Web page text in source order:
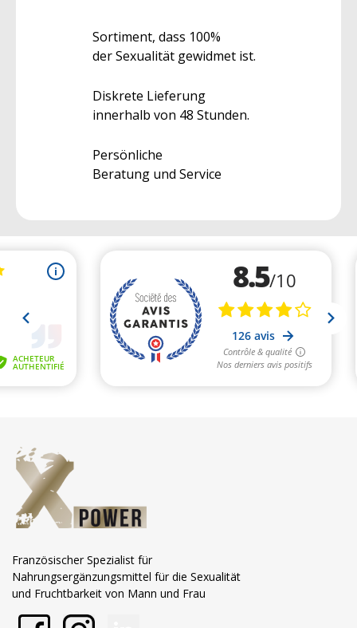
Sortiment, dass 100%
der Sexualität gewidmet ist.
Diskrete Lieferung
innerhalb von 48 Stunden.
Persönliche
Beratung und Service
Französischer Spezialist für
Nahrungsergänzungsmittel für die Sexualität
und Fruchtbarkeit von Mann und Frau